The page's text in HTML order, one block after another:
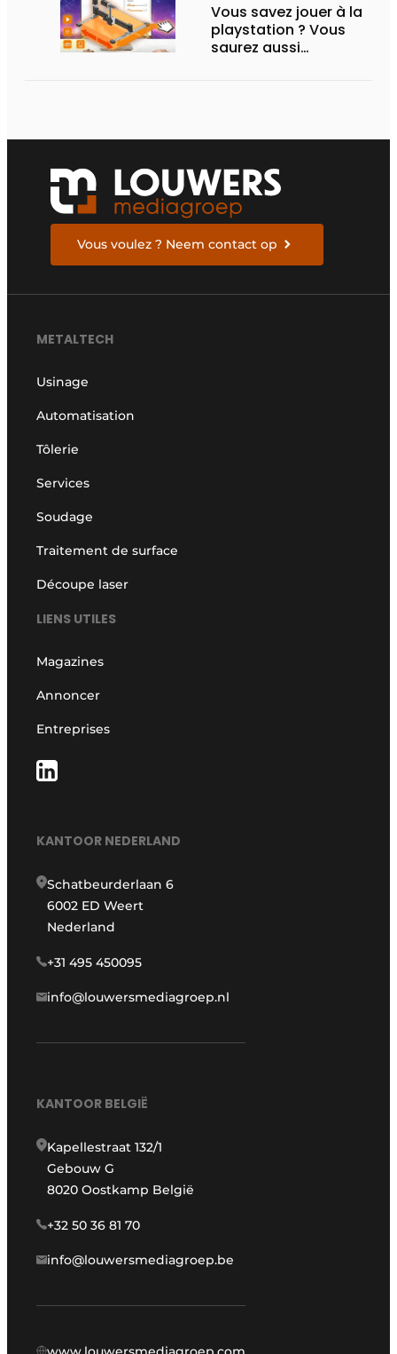
Vous savez jouer à la
playstation ? Vous
saurez aussi
Vous voulez ? Neem contact op
METALTECH
Usinage
Automatisation
Tôlerie
Services
Soudage
Traitement de surface
Découpe laser
LIENS UTILES
Magazines
Annoncer
Entreprises
KANTOOR NEDERLAND
Schatbeurderlaan 6
6002 ED Weert
Nederland
+31 495 450095
info@louwersmediagroep.nl
KANTOOR BELGIË
Kapellestraat 132/1
Gebouw G
8020 Oostkamp België
+32 50 36 81 70
info@louwersmediagroep.be